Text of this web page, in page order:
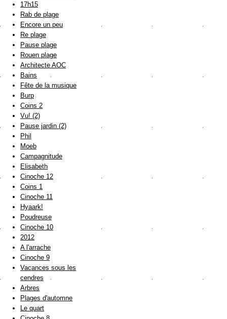
17h15
Rab de plage
Encore un peu
Re plage
Pause plage
Rouen plage
Architecte AOC
Bains
Fête de la musique
Burp
Coins 2
Vu! (2)
Pause jardin (2)
Phil
Moeb
Campagnitude
Elisabeth
Cinoche 12
Coins 1
Cinoche 11
Hyaark!
Poudreuse
Cinoche 10
2012
A l'arrache
Cinoche 9
Vacances sous les
cendres
Arbres
Plages d'automne
Le quart